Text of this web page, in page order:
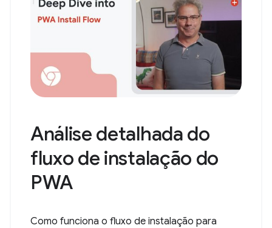
Análise detalhada do
fluxo de instalação do
PWA
Como funciona o fluxo de instalação para